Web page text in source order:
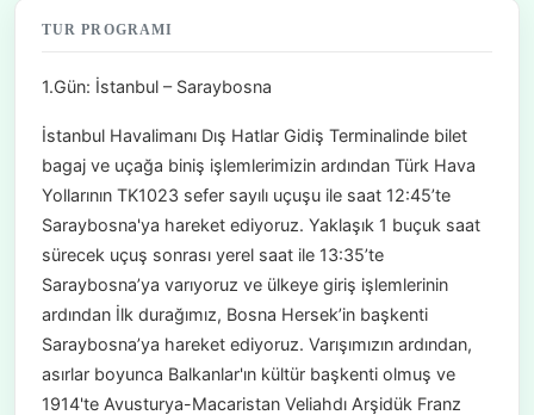
TUR PROGRAMI
1.Gün: İstanbul – Saraybosna
İstanbul Havalimanı Dış Hatlar Gidiş Terminalinde bilet
bagaj ve uçağa biniş işlemlerimizin ardından Türk Hava
Yollarının TK1023 sefer sayılı uçuşu ile saat 12:45’te
Saraybosna'ya hareket ediyoruz. Yaklaşık 1 buçuk saat
sürecek uçuş sonrası yerel saat ile 13:35’te
Saraybosna’ya varıyoruz ve ülkeye giriş işlemlerinin
ardından İlk durağımız, Bosna Hersek’in başkenti
Saraybosna’ya hareket ediyoruz. Varışımızın ardından,
asırlar boyunca Balkanlar'ın kültür başkenti olmuş ve
1914'te Avusturya-Macaristan Veliahdı Arşidük Franz